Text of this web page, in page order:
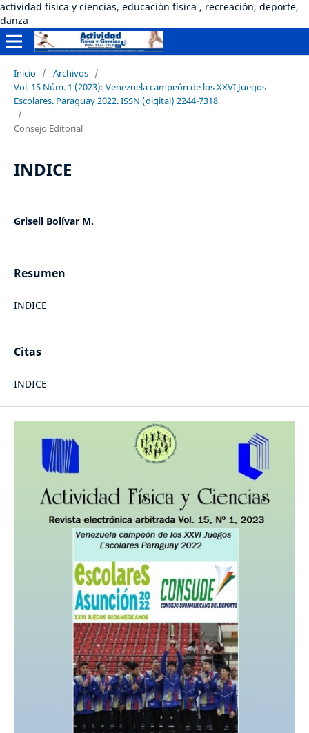
actividad física y ciencias, educación física , recreación, deporte,
danza
Inicio / Archivos /
Vol. 15 Núm. 1 (2023): Venezuela campeón de los XXVI Juegos
Escolares. Paraguay 2022. ISSN (digital) 2244-7318
/
Consejo Editorial
INDICE
Grisell Bolívar M.
Resumen
INDICE
Citas
INDICE